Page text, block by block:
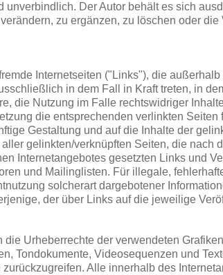
Der Autor behält es sich
zu ergänzen, zu löschen oder
Internetseiten ("Links"), die
in dem Fall in Kraft treten, in
die Nutzung im Falle rechtswidriger
die entsprechenden verlinkten
Gestaltung und auf die Inhalte der
gelinkten/verknüpften Seiten, die nach
Internetangebotes gesetzten Links und
und Mailinglisten. Für illegale,
solcherart dargebotener
der über Links auf die jeweilige
Urheberrechte der verwendeten
Tondokumente, Videosequenzen und
Alle innerhalb des